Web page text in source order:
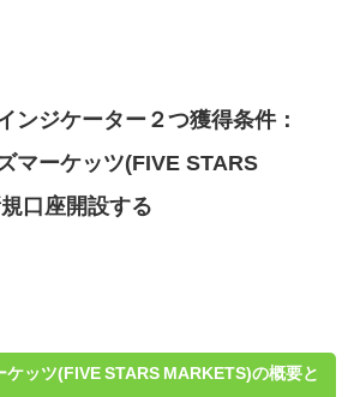
ンジケーター２つ獲得条件：
マーケッツ(FIVE STARS
口座開設する
ケッツ(FIVE STARS MARKETS)の概要と